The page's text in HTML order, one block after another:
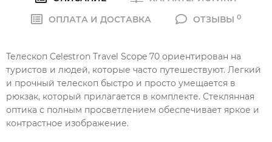
ОПЛАТА И ДОСТАВКА
ОТЗЫВЫ 0
Телескоп Celestron Travel Scope 70 ориентирован на
туристов и людей, которые часто путешествуют. Легкий
и прочный телескоп быстро и просто умещается в
рюкзак, который прилагается в комплекте. Стеклянная
оптика с полным просветлением обеспечивает яркое и
контрастное изображение.